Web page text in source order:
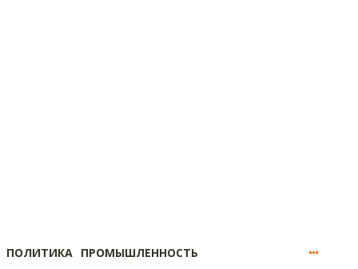
ПОЛИТИКА ПРОМЫШЛЕННОСТЬ